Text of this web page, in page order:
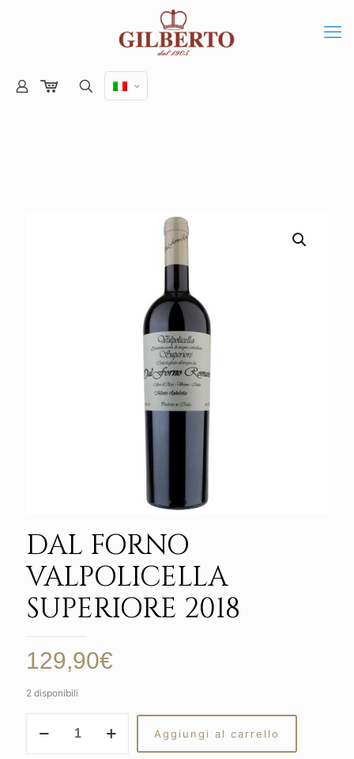
DAL FORNO
VALPOLICELLA
SUPERIORE 2018
129,90€
2 disponibili
FORNO
Aggiungi al carrello